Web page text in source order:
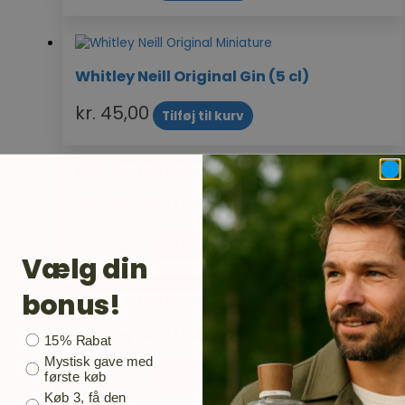
Whitley Neill Original Gin (5 cl)
kr. 45,00 Tilføj til kurv
Whitley Neill | Rhubarb & Ginger Gin (5 cl)
Tilføj til kurv
Whitley Neill | Raspberry Gin (5 cl)
kr.45,00
Vælg din
bonus!
Bonusgave
15% Rabat
Mystisk gave med
første køb
Køb 3, få den